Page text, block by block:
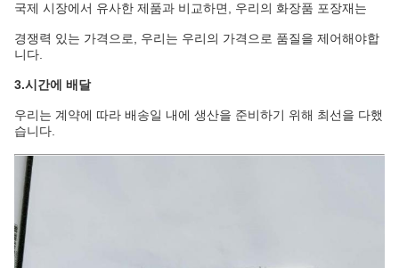
국제 시장에서 유사한 제품과 비교하면, 우리의 화장품 포장재는
경쟁력 있는 가격으로, 우리는 우리의 가격으로 품질을 제어해야합
니다.
3.시간에 배달
우리는 계약에 따라 배송일 내에 생산을 준비하기 위해 최선을 다했
습니다.